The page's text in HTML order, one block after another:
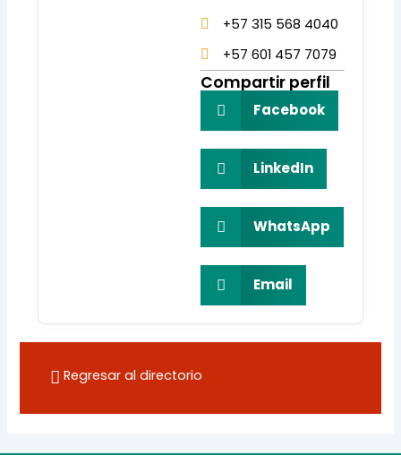
+57 315 568 4040
+57 601 457 7079
Compartir perfil
Facebook
LinkedIn
WhatsApp
Email
Regresar al directorio